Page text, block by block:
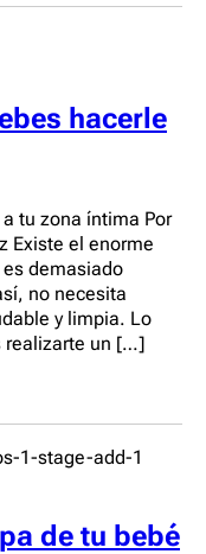
hacerle
tu zona íntima Por
Existe el enorme
demasiado
no necesita
y limpia. Lo
realizarte un […]
de tu bebé